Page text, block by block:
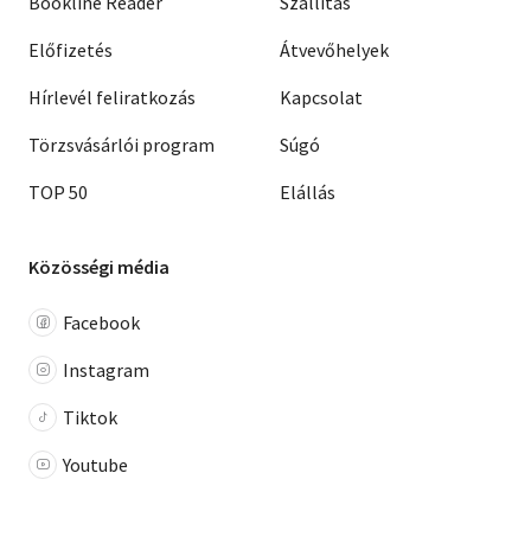
Előfizetés
Hírlevél feliratkozás
Törzsvásárlói program
TOP 50
Átvevőhelyek
Kapcsolat
Súgó
Elállás
Közösségi média
Facebook
Instagram
Tiktok
Youtube